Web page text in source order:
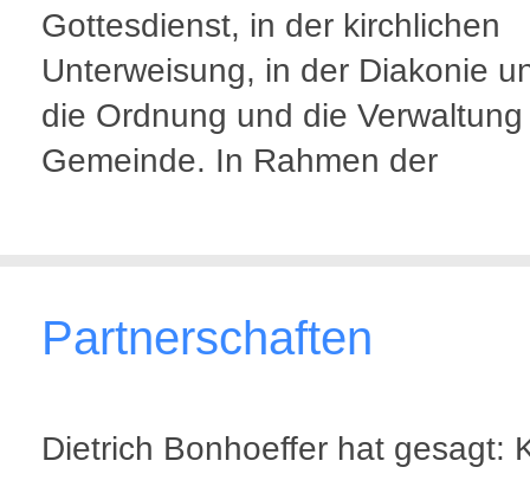
Gottesdienst, in der kirchlichen
Unterweisung, in der Diakonie
die Ordnung und die
Gemeinde. In Rahmen der
Partnerschaften
Dietrich Bonhoeffer hat gesagt: